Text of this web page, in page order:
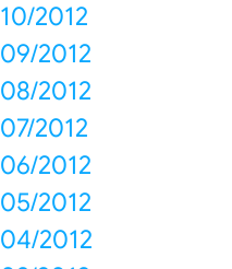
10/2012
09/2012
08/2012
07/2012
06/2012
05/2012
04/2012